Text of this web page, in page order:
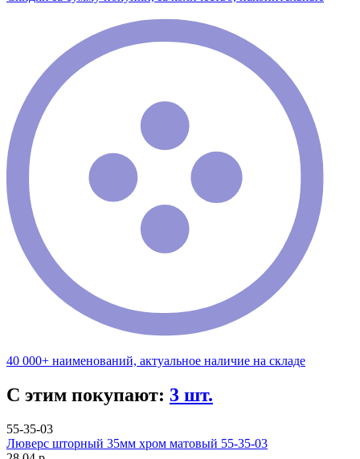
40 000+ наименований, актуальное наличие на складе
С этим покупают: 3 шт.
55-35-03
Люверс шторный 35мм хром матовый 55-35-03